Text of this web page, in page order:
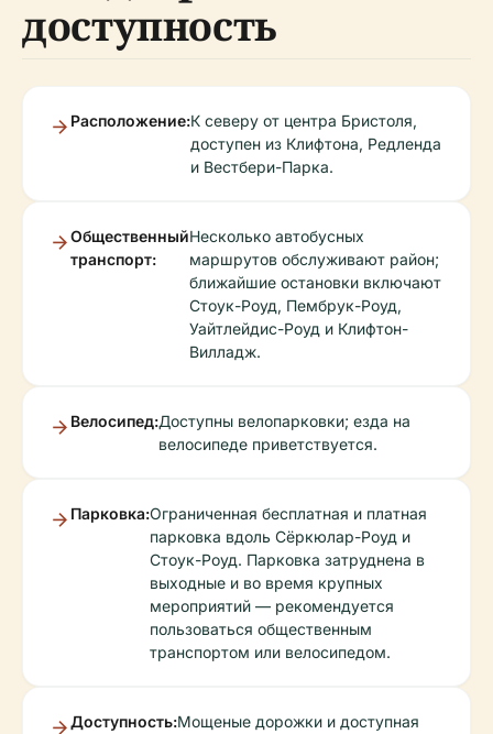
доступность
Расположение:К северу от центра Бристоля,
доступен из Клифтона, Редленда
и Вестбери-Парка.
Общественный
транспорт:
Несколько автобусных
маршрутов обслуживают район;
ближайшие остановки включают
Стоук-Роуд, Пембрук-Роуд,
Уайтлейдис-Роуд и Клифтон-
Вилладж.
Велосипед:Доступны велопарковки; езда на
велосипеде приветствуется.
Парковка:Ограниченная бесплатная и платная
парковка вдоль Сёркюлар-Роуд и
Стоук-Роуд. Парковка затруднена в
выходные и во время крупных
мероприятий — рекомендуется
пользоваться общественным
транспортом или велосипедом.
Доступность:Мощеные дорожки и доступная